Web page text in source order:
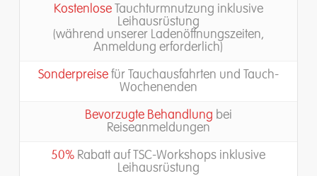
KostenloseTauchturmnutzung inklusive
Leihausrüstung
(während unserer Ladenöffnungszeiten,
Anmeldung erforderlich)
Sonderpreisefür Tauchausfahrten und Tauch-
Wochenenden
Bevorzugte Behandlung bei
Reiseanmeldungen
50% Rabatt auf TSC-Workshops inklusive
Leihausrüstung